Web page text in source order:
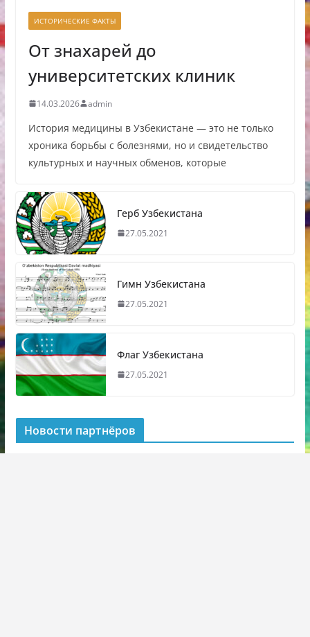
ИСТОРИЧЕСКИЕ ФАКТЫ
От знахарей до
университетских клиник
14.03.2026 admin
История медицины в Узбекистане — это не только
хроника борьбы с болезнями, но и свидетельство
культурных и научных обменов, которые
Герб Узбекистана
27.05.2021
Гимн Узбекистана
27.05.2021
Флаг Узбекистана
27.05.2021
Новости партнёров